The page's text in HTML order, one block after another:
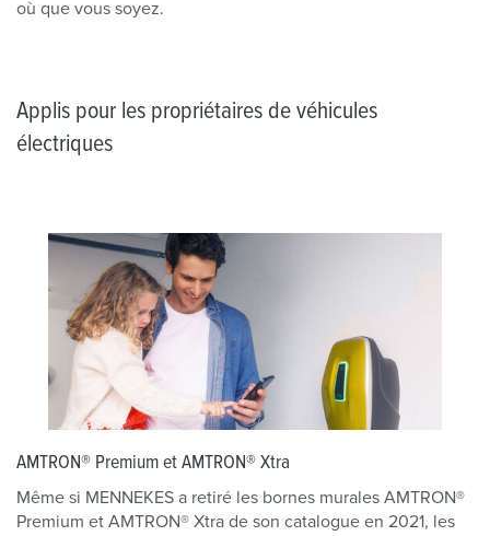
où que vous soyez.
Applis pour les propriétaires de véhicules
électriques
AMTRON® Premium et AMTRON® Xtra
Même si MENNEKES a retiré les bornes murales AMTRON®
Premium et AMTRON® Xtra de son catalogue en 2021, les